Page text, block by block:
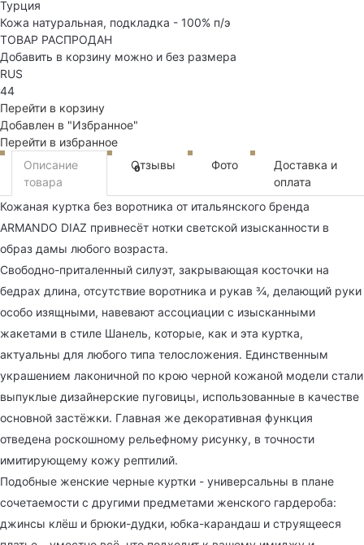
Турция
Кожа натуральная, подкладка - 100% п/э
ТОВАР РАСПРОДАН
Добавить в корзину можно и без размера
RUS
44
Перейти в корзину
Добавлен в "Избранное"
Перейти в избранное
Описание
товара
Отзывы
0 Фото
Доставка и
оплата
Кожаная куртка без воротника от итальянского бренда
ARMANDO DIAZ привнесёт нотки светской изысканности в
образ дамы любого возраста.
Свободно-приталенный силуэт, закрывающая косточки на
бедрах длина, отсутствие воротника и рукав ¾, делающий руки
особо изящными, навевают ассоциации с изысканными
жакетами в стиле Шанель, которые, как и эта куртка,
актуальны для любого типа телосложения. Единственным
украшением лаконичной по крою черной кожаной модели стали
выпуклые дизайнерские пуговицы, использованные в качестве
основной застёжки. Главная же декоративная функция
отведена роскошному рельефному рисунку, в точности
имитирующему кожу рептилий.
Подобные женские черные куртки - универсальны в плане
сочетаемости с другими предметами женского гардероба:
джинсы клёш и брюки-дудки, юбка-карандаш и струящееся